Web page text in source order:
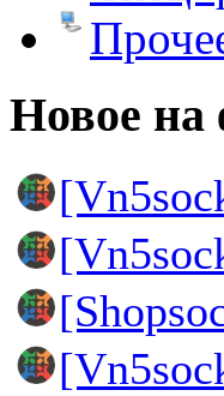
Новое на